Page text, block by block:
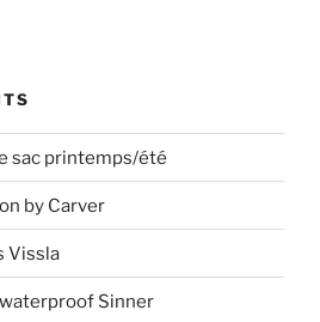
sac printemps/été
by Carver
Vissla
Sinner